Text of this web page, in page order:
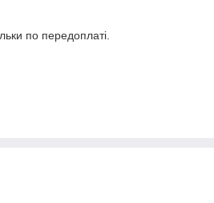
по передоплаті.